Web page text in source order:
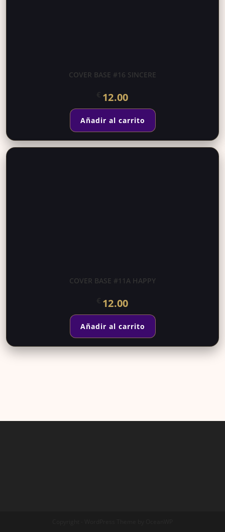
COVER BASE #16 SINCERE
12.00
Añadir al carrito
COVER BASE #11A HAPPY
12.00
Añadir al carrito